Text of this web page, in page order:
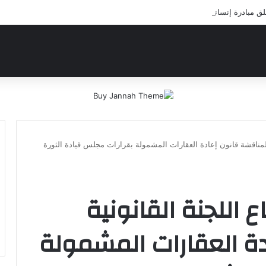
إنسانية لعلاج أيتام مدرسة كافل اليتيم
قانون إعادة العقارات المشمولة بقرارات مجلس قيادة الثورة
القانونية
العقارات المشمولة